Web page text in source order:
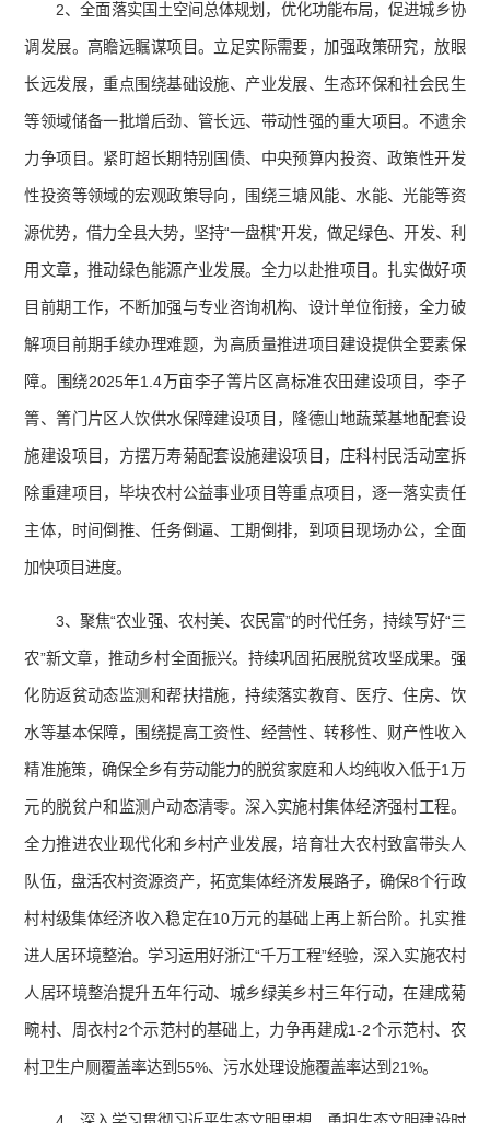
2、全面落实国土空间总体规划，优化功能布局，促进城乡协
调发展。高瞻远瞩谋项目。立足实际需要，加强政策研究，放眼
长远发展，重点围绕基础设施、产业发展、生态环保和社会民生
等领域储备一批增后劲、管长远、带动性强的重大项目。不遗余
力争项目。紧盯超长期特别国债、中央预算内投资、政策性开发
性投资等领域的宏观政策导向，围绕三塘风能、水能、光能等资
源优势，借力全县大势，坚持“一盘棋”开发，做足绿色、开发、利
用文章，推动绿色能源产业发展。全力以赴推项目。扎实做好项
目前期工作，不断加强与专业咨询机构、设计单位衔接，全力破
解项目前期手续办理难题，为高质量推进项目建设提供全要素保
障。围绕2025年1.4万亩李子箐片区高标准农田建设项目，李子
箐、箐门片区人饮供水保障建设项目，隆德山地蔬菜基地配套设
施建设项目，方摆万寿菊配套设施建设项目，庄科村民活动室拆
除重建项目，毕块农村公益事业项目等重点项目，逐一落实责任
主体，时间倒推、任务倒逼、工期倒排，到项目现场办公，全面
加快项目进度。
3、聚焦“农业强、农村美、农民富”的时代任务，持续写好“三
农”新文章，推动乡村全面振兴。持续巩固拓展脱贫攻坚成果。强
化防返贫动态监测和帮扶措施，持续落实教育、医疗、住房、饮
水等基本保障，围绕提高工资性、经营性、转移性、财产性收入
精准施策，确保全乡有劳动能力的脱贫家庭和人均纯收入低于1万
元的脱贫户和监测户动态清零。深入实施村集体经济强村工程。
全力推进农业现代化和乡村产业发展，培育壮大农村致富带头人
队伍，盘活农村资源资产，拓宽集体经济发展路子，确保8个行政
村村级集体经济收入稳定在10万元的基础上再上新台阶。扎实推
进人居环境整治。学习运用好浙江“千万工程”经验，深入实施农村
人居环境整治提升五年行动、城乡绿美乡村三年行动，在建成菊
畹村、周衣村2个示范村的基础上，力争再建成1-2个示范村、农
村卫生户厕覆盖率达到55%、污水处理设施覆盖率达到21%。